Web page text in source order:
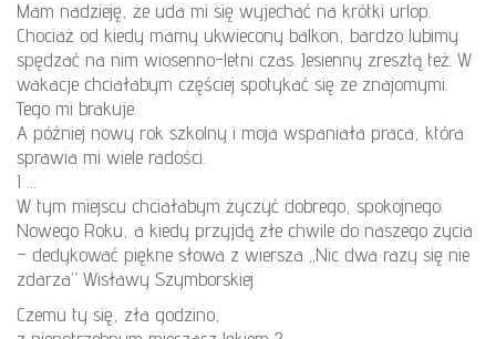
Mam nadzieję, że uda mi się wyjechać na krótki urlop.
Chociaż od kiedy mamy ukwiecony balkon, bardzo lubimy
spędzać na nim wiosenno-letni czas. Jesienny zresztą też. W
wakacje chciałabym częściej spotykać się ze znajomymi.
Tego mi brakuje.
A później nowy rok szkolny i moja wspaniała praca, która
sprawia mi wiele radości.
I …
W tym miejscu chciałabym życzyć dobrego, spokojnego
Nowego Roku, a kiedy przyjdą złe chwile do naszego życia
– dedykować piękne słowa z wiersza „Nic dwa razy się nie
zdarza” Wisławy Szymborskiej
Czemu ty się, zła godzino,